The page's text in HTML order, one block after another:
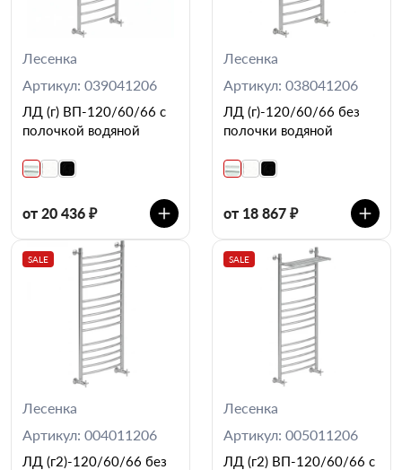
Лесенка
Артикул: 039041206
ЛД (г) ВП-120/60/66 с
полочкой водяной
от 20 436 ₽
Лесенка
Артикул: 038041206
ЛД (г)-120/60/66 без
полочки водяной
от 18 867 ₽
SALE
Лесенка
Артикул: 004011206
ЛД (г2)-120/60/66 без
SALE
Лесенка
Артикул: 005011206
ЛД (г2) ВП-120/60/66 с